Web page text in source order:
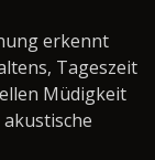
erkennt
Tageszeit
Müdigkeit